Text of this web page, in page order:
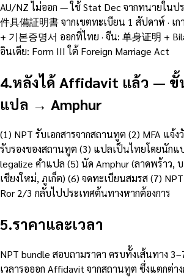
AU/NZ ไม่ออก — ใช้ Stat Dec จากทนายในป
件具備証明書 จากเขตทะเบียน 1 สัปดาห์ · เ
+ 기본증명서 ออกที่ไทย · จีน: 单身证明 +
อินเดีย: Form III ใต้ Foreign Marriage Act
4.หลังได้ Affidavit แล้ว — ขั้
แปล → Amphur
(1) NPT รับเอกสารจากสถานทูต (2) MFA แจ้
รับรองของสถานทูต (3) แปลเป็นไทยโดยนักแ
legalize คำแปล (5) นัด Amphur (ลาดพร้าว,
เชียงใหม่, ภูเก็ต) (6) จดทะเบียนสมรส (7)
Ror 2/3 กลับไปประเทศต้นทางหากต้องการ
5.ราคาและเวลา
NPT bundle สอบถามราคา ครบทั้งเส้นทาง
เวลารอออก Affidavit จากสถานทูต ซึ่งแตกต่า